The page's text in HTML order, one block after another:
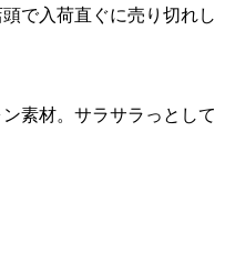
で入荷直ぐに売り切れし
素材。サラサラっとして